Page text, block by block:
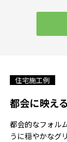
住宅施工例
都会に映え
都会的なフォル
うに穏やかなグ